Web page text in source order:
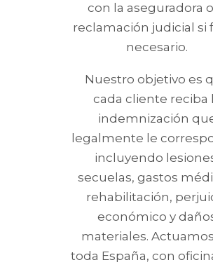
con la aseguradora
reclamación judicial si
necesario.
Nuestro objetivo es
cada cliente reciba
indemnización
legalmente le
incluyendo
secuelas, gastos
rehabilitación,
económico y
materiales.
toda España, con